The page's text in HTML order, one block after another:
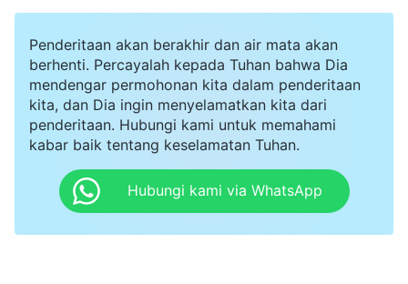
pengaturan Tuhan.)Benar. Dan karena engkau
telah menemukan sumber masalahnya,
bukankah masalah ini mudah dipecahkan?
Berdiri di tempatmu sebagai makhluk ciptaan
dan menaati Sang Pencipta, Tuhanmu, adalah
hal terpenting yang harus dipatuhi oleh setiap
makhluk ciptaan"(Firman Menampakkan Diri dalam
Rupa Manusia, Vol. 2, Ketundukan kepada Tuhan
Penderitaan akan berakhir dan air mata akan
berhenti. Percayalah kepada Tuhan bahwa Dia
mendengar permohonan kita dalam penderitaan
kita, dan Dia ingin menyelamatkan kita dari
penderitaan. Hubungi kami untuk memahami
kabar baik tentang keselamatan Tuhan.
Hubungi kami via WhatsApp